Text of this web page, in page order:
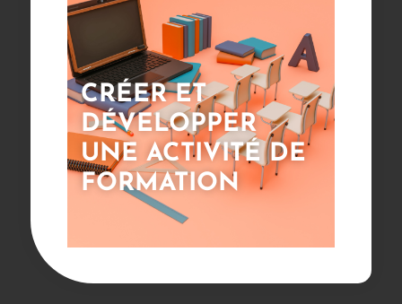
CRÉER ET
DÉVELOPPER
UNE ACTIVITÉ DE
FORMATION